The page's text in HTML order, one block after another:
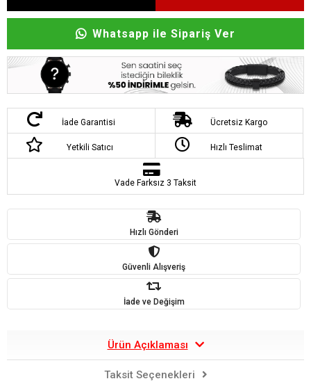
Whatsapp ile Sipariş Ver
İade Garantisi Ücretsiz Kargo
Yetkili Satıcı Hızlı Teslimat
Vade Farksız 3 Taksit
Hızlı Gönderi
Güvenli Alışveriş
İade ve Değişim
Ürün Açıklaması
Taksit Seçenekleri